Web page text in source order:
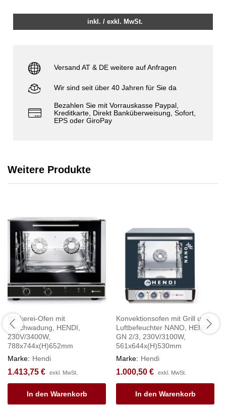
inkl. / exkl. MwSt.
Versand AT & DE weitere auf Anfragen
Wir sind seit über 40 Jahren für Sie da
Bezahlen Sie mit Vorrauskasse Paypal,
Kreditkarte, Direkt Banküberweisung, Sofort,
EPS oder GiroPay
Weitere Produkte
Bäckerei-Ofen mit
Beschwadung, HENDI,
230V/3400W,
788x744x(H)652mm
Marke: Hendi
1.413,75 € exkl. MwSt.
In den Warenkorb
Konvektionsofen mit Grill und
Luftbefeuchter NANO, HENDI,
GN 2/3, 230V/3100W,
561x644x(H)530mm
Marke: Hendi
1.000,50 € exkl. MwSt.
In den Warenkorb